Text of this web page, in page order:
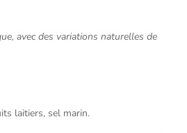
avec des variations naturelles de
laitiers, sel marin.